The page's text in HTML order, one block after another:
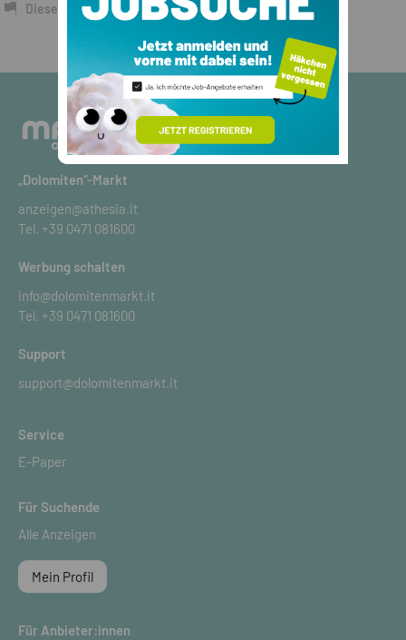
Dieses Inserat melden
„Dolomiten“-Markt
anzeigen@athesia.it
Tel. +39 0471 081600
Werbung schalten
info@dolomitenmarkt.it
Tel. +39 0471 081600
Support
support@dolomitenmarkt.it
Service
E-Paper
Für Suchende
Alle Anzeigen
Mein Profil
Für Anbieter:innen